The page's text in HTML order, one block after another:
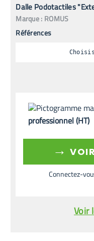
Dalle Podotactiles
Marque : ROMUS
Références
professionnel (HT)
→
Connectez-
Voir